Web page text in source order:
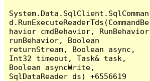
System.Data.SqlClient.SqlComman
d.RunExecuteReaderTds(CommandBe
havior cmdBehavior, RunBehavior
runBehavior, Boolean
returnStream, Boolean async,
Int32 timeout, Task& task,
Boolean asyncWrite,
SqlDataReader ds) +6556619